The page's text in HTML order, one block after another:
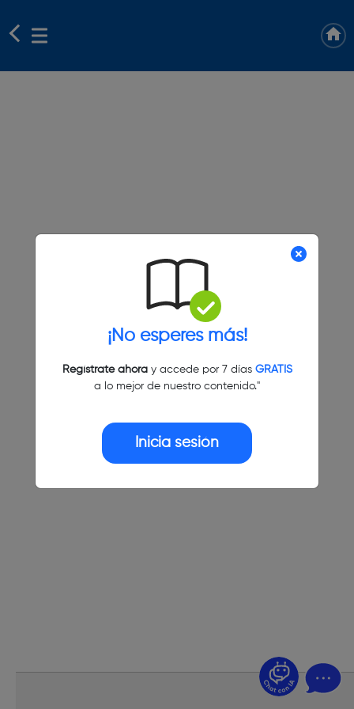
¡No esperes más!
Regístrate ahoray accede por 7 días GRATIS
a lo mejor de nuestro contenido."
Inicia sesión